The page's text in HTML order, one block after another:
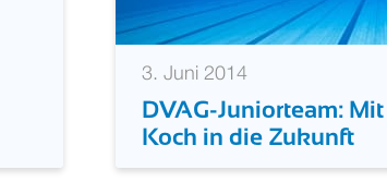
3. Juni 2014
DVAG-Juniorteam:
Koch in die Zukunft